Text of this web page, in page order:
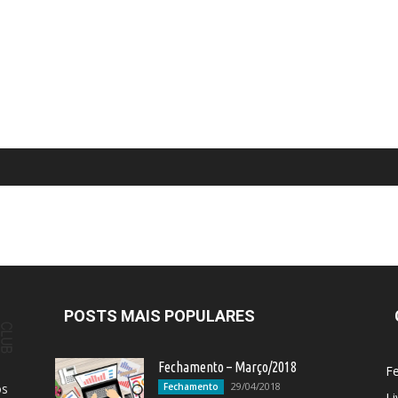
POSTS MAIS POPULARES
Fechamento – Março/2018
Fechamento 29/04/2018